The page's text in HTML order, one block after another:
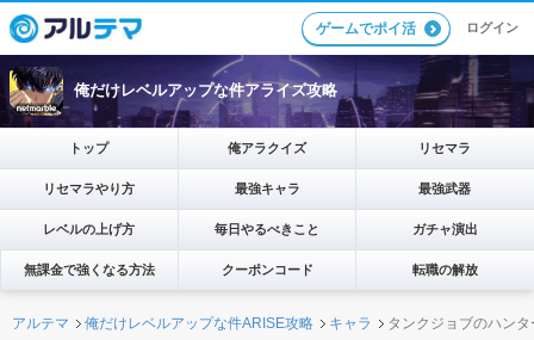
ゲームでポイ活 ログイン
俺だけレベルアップな件アライズ攻略
トップ 俺アラクイズ リセマラ
リセマラやり方 最強キャラ 最強武器
レベルの上げ方 毎日やるべきこと ガチャ演出
無課金で強くなる方法 クーポンコード 転職の解放
アルテマ 俺だけレベルアップな件ARISE攻略 キャラ タンクジョブのハン